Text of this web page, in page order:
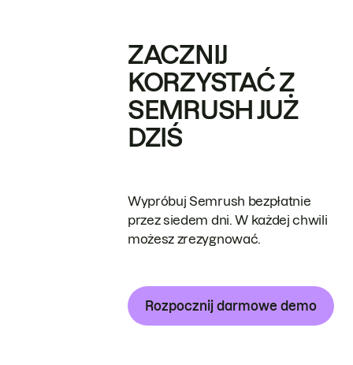
ZACZNIJ
KORZYSTAĆ Z
SEMRUSH JUŻ
DZIŚ
Wypróbuj Semrush bezpłatnie
przez siedem dni. W każdej chwili
możesz zrezygnować.
Rozpocznij darmowe demo